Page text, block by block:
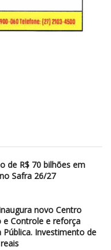
de R$ 70 bilhões em
Safra 26/27
novo Centro
e Controle e reforça
Investimento de